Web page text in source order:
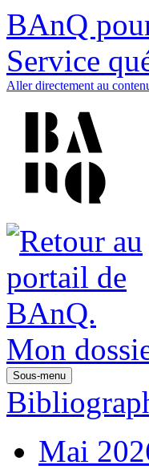
BAnQ
Service
Aller directement au
Mon
Sous-menu
Mai